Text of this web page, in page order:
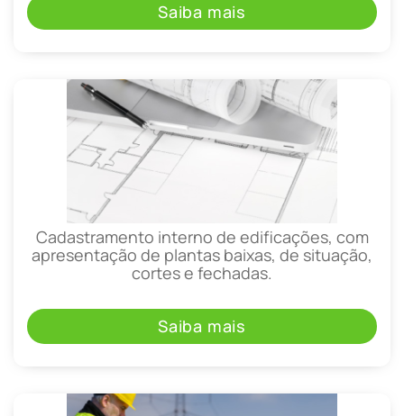
Saiba mais
Cadastramento interno de edificações, com
apresentação de plantas baixas, de situação,
cortes e fechadas.
Saiba mais